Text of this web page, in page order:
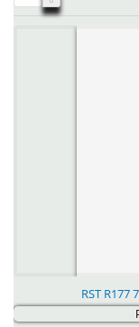
RST R177